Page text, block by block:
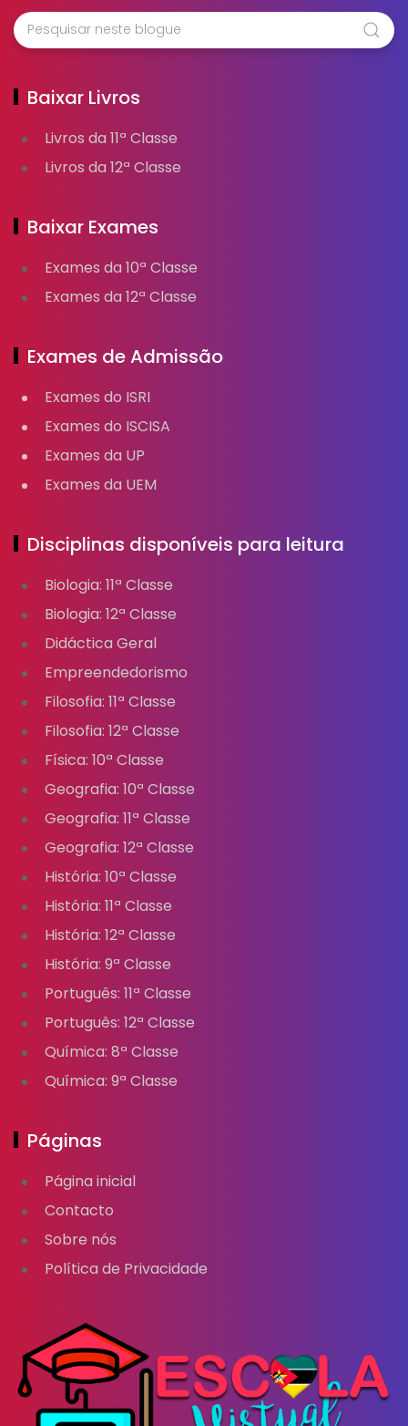
Baixar Livros
Livros da 11ª Classe
Livros da 12ª Classe
Baixar Exames
Exames da 10ª Classe
Exames da 12ª Classe
Exames de Admissão
Exames do ISRI
Exames do ISCISA
Exames da UP
Exames da UEM
Disciplinas disponíveis para leitura
Biologia: 11ª Classe
Biologia: 12ª Classe
Didáctica Geral
Empreendedorismo
Filosofia: 11ª Classe
Filosofia: 12ª Classe
Física: 10ª Classe
Geografia: 10ª Classe
Geografia: 11ª Classe
Geografia: 12ª Classe
História: 10ª Classe
História: 11ª Classe
História: 12ª Classe
História: 9ª Classe
Português: 11ª Classe
Português: 12ª Classe
Química: 8ª Classe
Química: 9ª Classe
Páginas
Página inicial
Contacto
Sobre nós
Política de Privacidade